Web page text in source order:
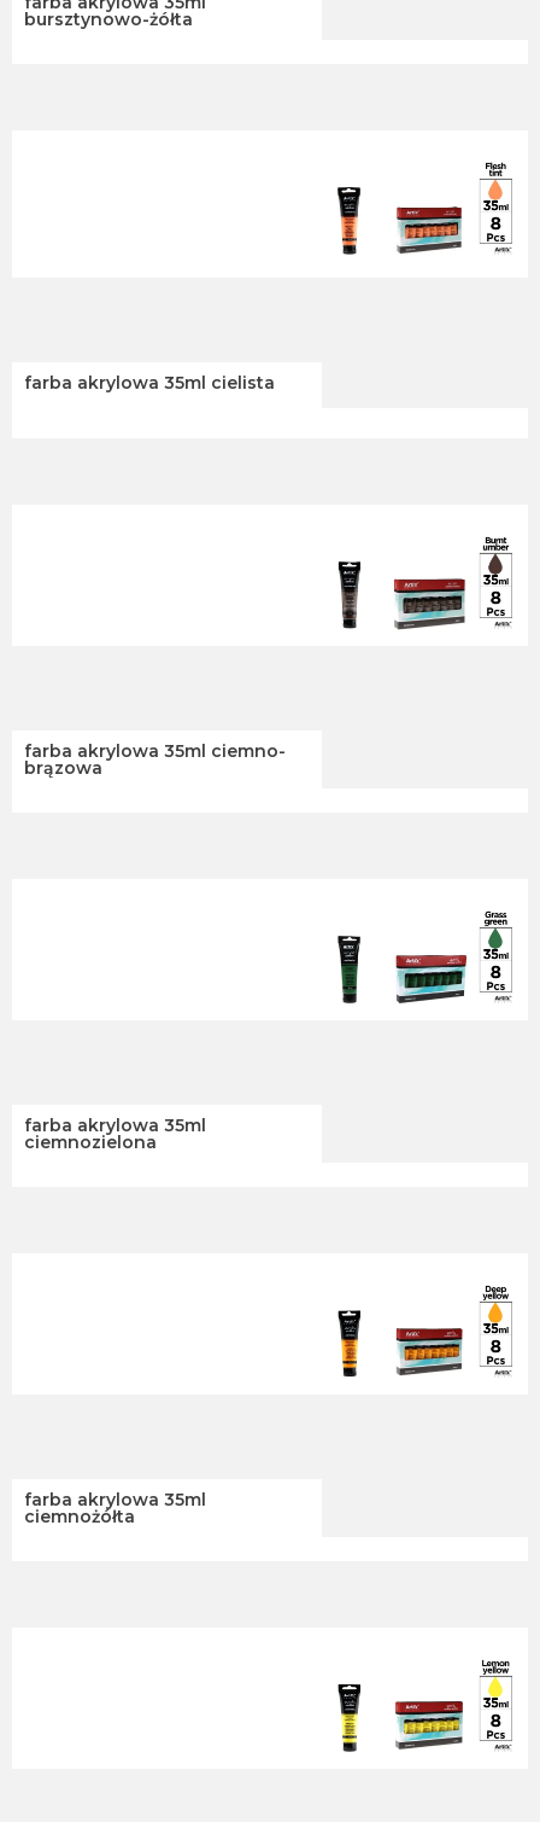
bursztynowo-żółta
farba akrylowa 35ml cielista
farba akrylowa 35ml ciemno-
brązowa
farba akrylowa 35ml
ciemnozielona
farba akrylowa 35ml
ciemnożółta